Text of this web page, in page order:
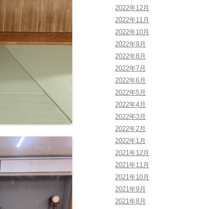
2022年12月
2022年11月
2022年10月
2022年9月
2022年8月
2022年7月
2022年6月
2022年5月
2022年4月
2022年3月
2022年2月
2022年1月
2021年12月
2021年11月
2021年10月
2021年9月
2021年8月